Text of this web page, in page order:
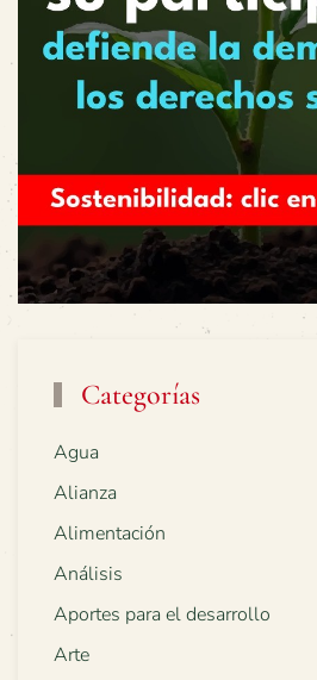
Categorías
Agua
Alianza
Alimentación
Análisis
Aportes para el desarrollo
Arte